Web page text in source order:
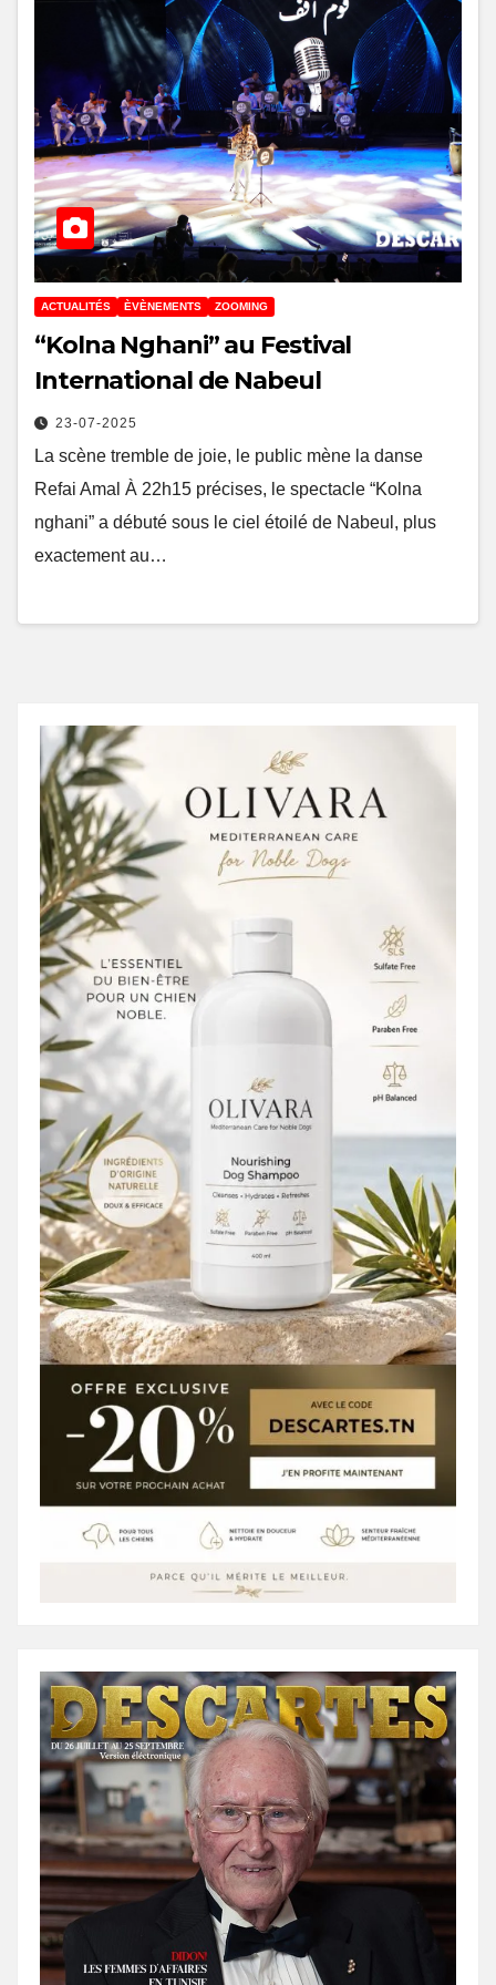
ACTUALITÉS ÈVÈNEMENTS ZOOMING
“Kolna Nghani” au Festival
International de Nabeul
23-07-2025
La scène tremble de joie, le public mène la danse
Refai Amal À 22h15 précises, le spectacle “Kolna
nghani” a débuté sous le ciel étoilé de Nabeul, plus
exactement au…